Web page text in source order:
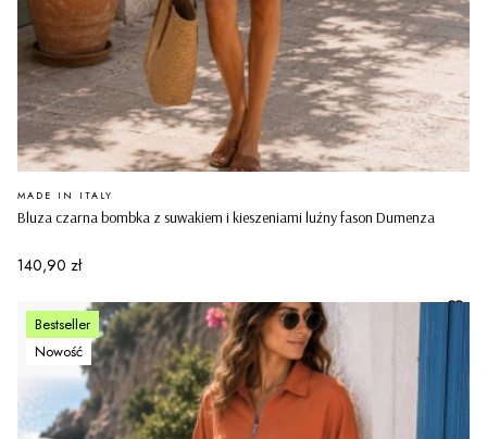
Bluza czarna bombka z suwakiem i kieszeniami luźny fason Dumenza
PRODUCENT
MADE IN ITALY
Cena
140,90 zł
Bestseller
Nowość